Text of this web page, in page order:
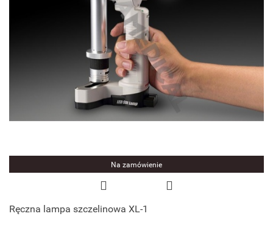
Na zamówienie
Ręczna lampa szczelinowa XL-1